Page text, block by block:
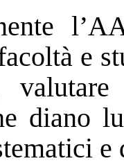
e
diano